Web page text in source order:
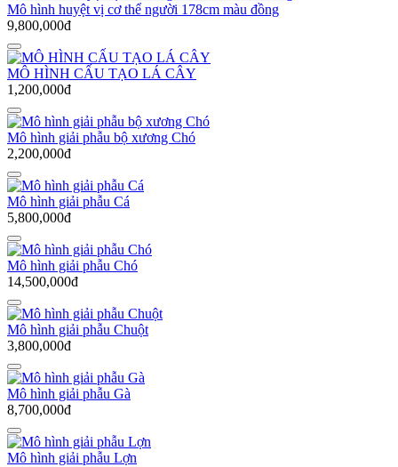
Mô hình huyệt vị cơ thể người 178cm màu đồng
9,800,000đ
MÔ HÌNH CẤU TẠO LÁ CÂY
1,200,000đ
Mô hình giải phẫu bộ xương Chó
2,200,000đ
Mô hình giải phẫu Cá
5,800,000đ
Mô hình giải phẫu Chó
14,500,000đ
Mô hình giải phẫu Chuột
3,800,000đ
Mô hình giải phẫu Gà
8,700,000đ
Mô hình giải phẫu Lợn